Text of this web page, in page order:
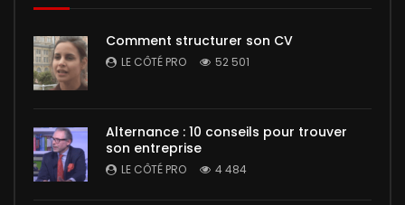
Comment structurer son CV
LE CÔTÉ PRO 52 501
Alternance : 10 conseils pour trouver
son entreprise
LE CÔTÉ PRO 4 484